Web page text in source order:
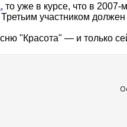
, то уже в курсе, что в
участником
"Красота" — и только